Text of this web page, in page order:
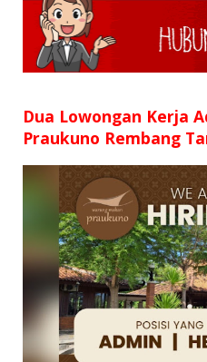
SMP
D3
SURAT LAMARAN
RIWAYAT HIDUP
Dua Lowongan Kerja
Praukuno Rembang